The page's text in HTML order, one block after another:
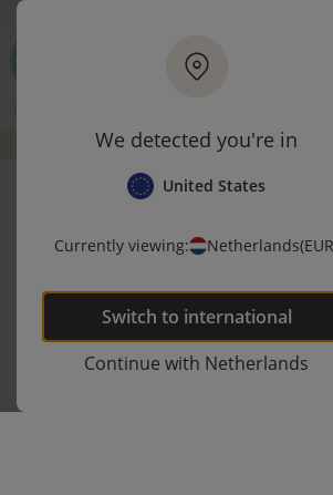
We detected you're in
United States
Currently viewing: Netherlands
Switch to international
Continue with Netherlands
Ga naar hoofdinhoudOp werkdagen besteld, zelfde dag
Let op: vertraging bij PostNL. Levering
Bezoek onze concept store
DE LAATSTE ITEMS UIT VORIGE